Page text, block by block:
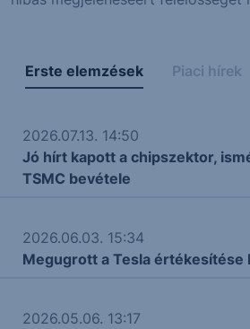
Erste elemzések Piaci hírek
2026.07.13. 14:50
Jó hírt kapott a chipszektor,
TSMC bevétele
2026.06.03. 15:34
Megugrott a Tesla értékesítése
2026.05.06. 13:17